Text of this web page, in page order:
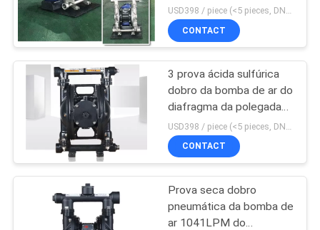
de explosões
CONTACT
3 prova ácida sulfúrica
dobro da bomba de ar do
diafragma da polegada
84m seca
CONTACT
Prova seca dobro
pneumática da bomba de
ar 1041LPM do